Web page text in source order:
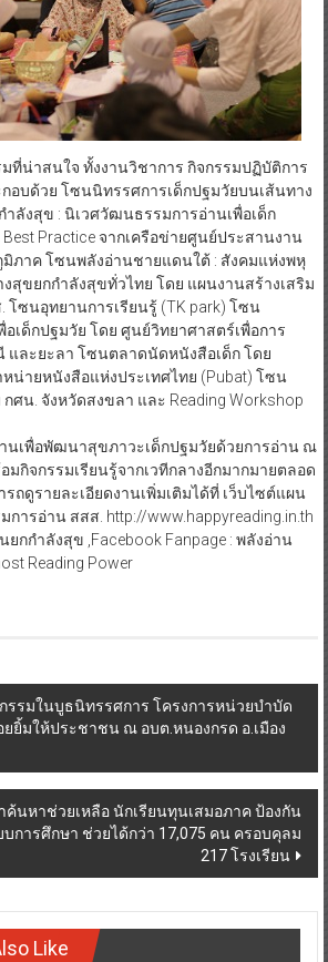
ที่น่าสนใจ ทั้งงานวิชาการ กิจกรรมปฏิบัติการ
อบด้วย โซนนิทรรศการเด็กปฐมวัยบนเส้นทาง
ลังสุข : นิเวศวัฒนธรรมการอ่านเพื่อเด็ก
Practice จากเครือข่ายศูนย์ประสานงาน
ภาค โซนพลังอ่านชายแดนใต้ : สังคมแห่งพหุ
ขยกกำลังสุขทั่วไทย โดย แผนงานสร้างเสริม
ซนอุทยานการเรียนรู้ (TK park) โซน
เด็กปฐมวัย โดย ศูนย์วิทยาศาสตร์เพื่อการ
และยะลา โซนตลาดนัดหนังสือเด็ก โดย
น่ายหนังสือแห่งประเทศไทย (Pubat) โซน
ศน. จังหวัดสงขลา และ Reading Workshop
นเพื่อพัฒนาสุขภาวะเด็กปฐมวัยด้วยการอ่าน ณ
มกิจกรรมเรียนรู้จากเวทีกลางอีกมากมายตลอด
รถดูรายละเอียดงานเพิ่มเติมได้ที่ เว็บไซต์แผน
ารอ่าน สสส. http://www.happyreading.in.th
ยกกำลังสุข ,Facebook Fanpage : พลังอ่าน
Reading Power
รรมในบูธนิทรรศการ โครงการหน่วยบำบัด
ยิ้มให้ประชาชน ณ อบต.หนองกรด อ.เมือง
ค้นหาช่วยเหลือ นักเรียนทุนเสมอภาค ป้องกัน
การศึกษา ช่วยได้กว่า 17,075 คน ครอบคุลม
217 โรงเรียน
Like